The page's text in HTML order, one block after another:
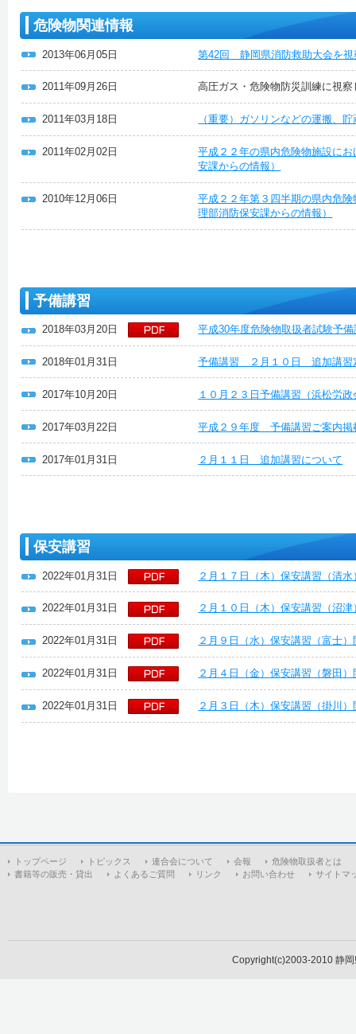
危険物関連情報
2013年06月05日 第42回 静岡県消防救助大会を視
2011年09月26日 高圧ガス・危険物防災訓練に視察
2011年03月18日 （重要）ガソリンなどの運搬、
2011年02月02日
平成２２年の県内危険物施設に
安課からの情報）
2010年12月06日
平成２２年第３四半期の県内危
理部消防保安課からの情報）
予備講習
2018年03月20日 平成30年度危険物取扱者試験予
2018年01月31日 予備講習 ２月１０日 追加講習
2017年10月20日 １０月２３日予備講習（浜松労
2017年03月22日 平成２９年度 予備講習ご案内掲
2017年01月31日 ２月１１日 追加講習について
保安講習
2022年01月31日 ２月１７日（木）保安講習（清
2022年01月31日 ２月１０日（木）保安講習（沼
2022年01月31日 ２月９日（水）保安講習（富士
2022年01月31日 ２月４日（金）保安講習（磐田
2022年01月31日 ２月３日（木）保安講習（掛川
トップページ トピックス 連合会について 会報
危険物取扱者とは
書籍等の販売・貸出
よくあるご質問 リンク お問い合わせ サイトマ
Copyright(c)2003-2010 静